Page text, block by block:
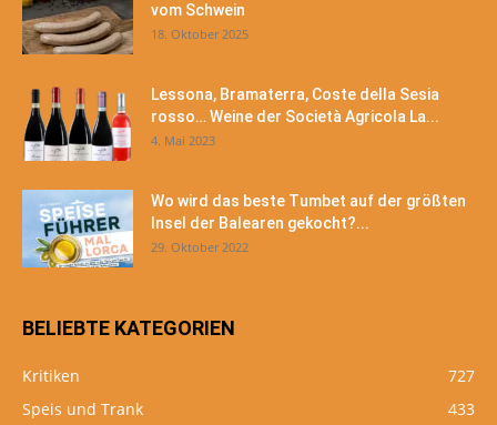
vom Schwein
18. Oktober 2025
Lessona, Bramaterra, Coste della Sesia
rosso… Weine der Società Agricola La...
4. Mai 2023
Wo wird das beste Tumbet auf der größten
Insel der Balearen gekocht?...
29. Oktober 2022
BELIEBTE KATEGORIEN
Kritiken
727
Speis und Trank
433